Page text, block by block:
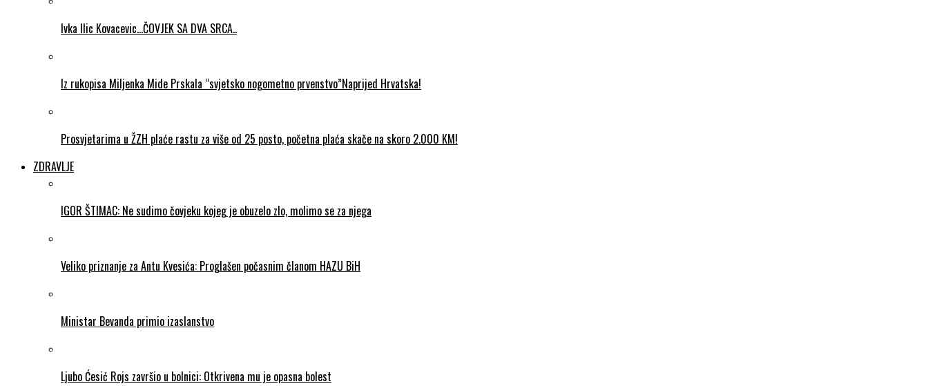
Ivka Ilic Kovacevic…ČOVJEK SA DVA SRCA..
Iz rukopisa Miljenka Mide Prskala “svjetsko nogometno prvenstvo”Naprijed Hrvatska!
Prosvjetarima u ŽZH plaće rastu za više od 25 posto, početna plaća skače na skoro 2.000 KM!
ZDRAVLJE
IGOR ŠTIMAC: Ne sudimo čovjeku kojeg je obuzelo zlo, molimo se za njega
Veliko priznanje za Antu Kvesića: Proglašen počasnim članom HAZU BiH
Ministar Bevanda primio izaslanstvo
Ljubo Ćesić Rojs završio u bolnici: Otkrivena mu je opasna bolest